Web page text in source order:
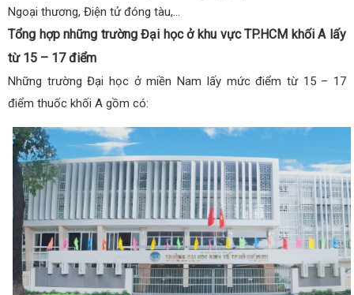
Ngoại thương, Điện tử đóng tàu,…
Tổng hợp những trường Đại học ở khu vực TP.HCM khối A lấy
từ 15 – 17 điểm
Những trường Đại học ở miền Nam lấy mức điểm từ 15 – 17
điểm thuốc khối A gồm có: